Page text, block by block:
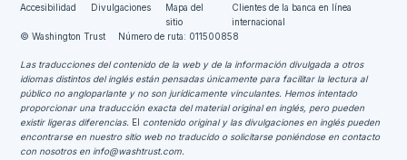
Accesibilidad
Divulgaciones
Mapa del
sitio
Clientes de la banca en línea
internacional
© Washington Trust
Número de ruta: 011500858
Las traducciones del contenido de la web y de la información divulgada a otros
idiomas distintos del inglés están pensadas únicamente para facilitar la lectura al
público no angloparlante y no son jurídicamente vinculantes. Hemos intentado
proporcionar una traducción exacta del material original en inglés, pero pueden
existir ligeras diferencias. El contenido original y las divulgaciones en inglés pueden
encontrarse en nuestro sitio web no traducido o solicitarse poniéndose en contacto
con nosotros en info@washtrust.com.